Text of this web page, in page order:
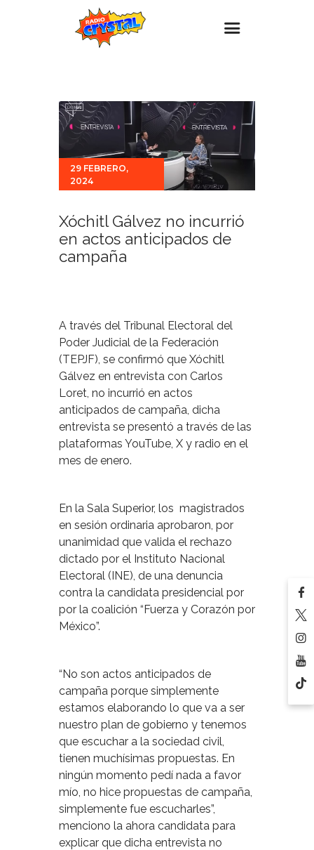
Estaciones
Eventos
Promociones
Noticias
Contacto
29 FEBRERO,
2024
Xóchitl Gálvez no incurrió
en actos anticipados de
campaña
A través del Tribunal Electoral del
Poder Judicial de la Federación
(TEPJF), se confirmó que Xóchitl
Gálvez en entrevista con Carlos
Loret, no incurrió en actos
anticipados de campaña, dicha
entrevista se presentó a través de las
plataformas YouTube, X y radio en el
mes de enero.
En la Sala Superior, los magistrados
en sesión ordinaria aprobaron, por
unanimidad que valida el rechazo
dictado por el Instituto Nacional
Electoral (INE), de una denuncia
contra la candidata presidencial por
por la coalición “Fuerza y Corazón por
México”.
“No son actos anticipados de
campaña porque simplemente
estamos elaborando lo que va a ser
nuestro plan de gobierno y tenemos
que escuchar a la sociedad civil,
tienen muchísimas propuestas. En
ningún momento pedí nada a favor
mío, no hice propuestas de campaña,
simplemente fue escucharles”,
menciono la ahora candidata para
explicar que dicha entrevista no